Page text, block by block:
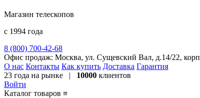
Магазин телескопов
с 1994 года
8 (800) 700-42-68
Офис продаж: Москва, ул. Сущевский Вал, д.14/22,
О нас Контакты Как купить Доставка Гарантия
23 года на рынке | 10000 клиентов
Войти
Каталог товаров ≡